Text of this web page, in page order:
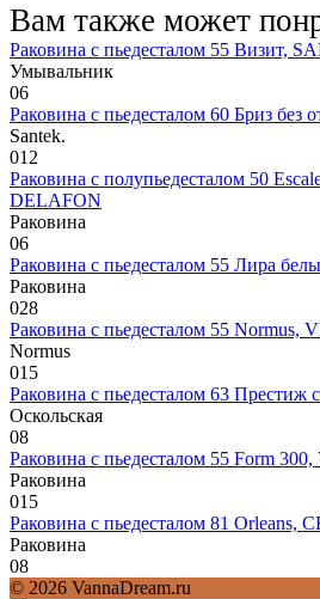
Вам также может
Раковина с пьедесталом 55 Визит,
Умывальник
06
Раковина с пьедесталом 60 Бриз
Santek.
012
Раковина с полупьедесталом 50
DELAFON
Раковина
06
Раковина с пьедесталом 55 Лира
Раковина
028
Раковина с пьедесталом 55 Normus,
Normus
015
Раковина с пьедесталом 63
Оскольская
08
Раковина с пьедесталом 55 Form
Раковина
015
Раковина с пьедесталом 81 Orleans,
Раковина
08
© 2026 VannaDream.ru